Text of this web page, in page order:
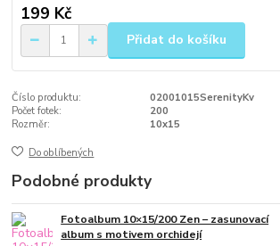
199 Kč
Přidat do košíku
Číslo produktu:
02001015SerenityKv
Počet fotek:
200
Rozměr:
10x15
Do oblíbených
Podobné produkty
Fotoalbum 10×15/200 Zen – zasunovací
album s motivem orchidejí